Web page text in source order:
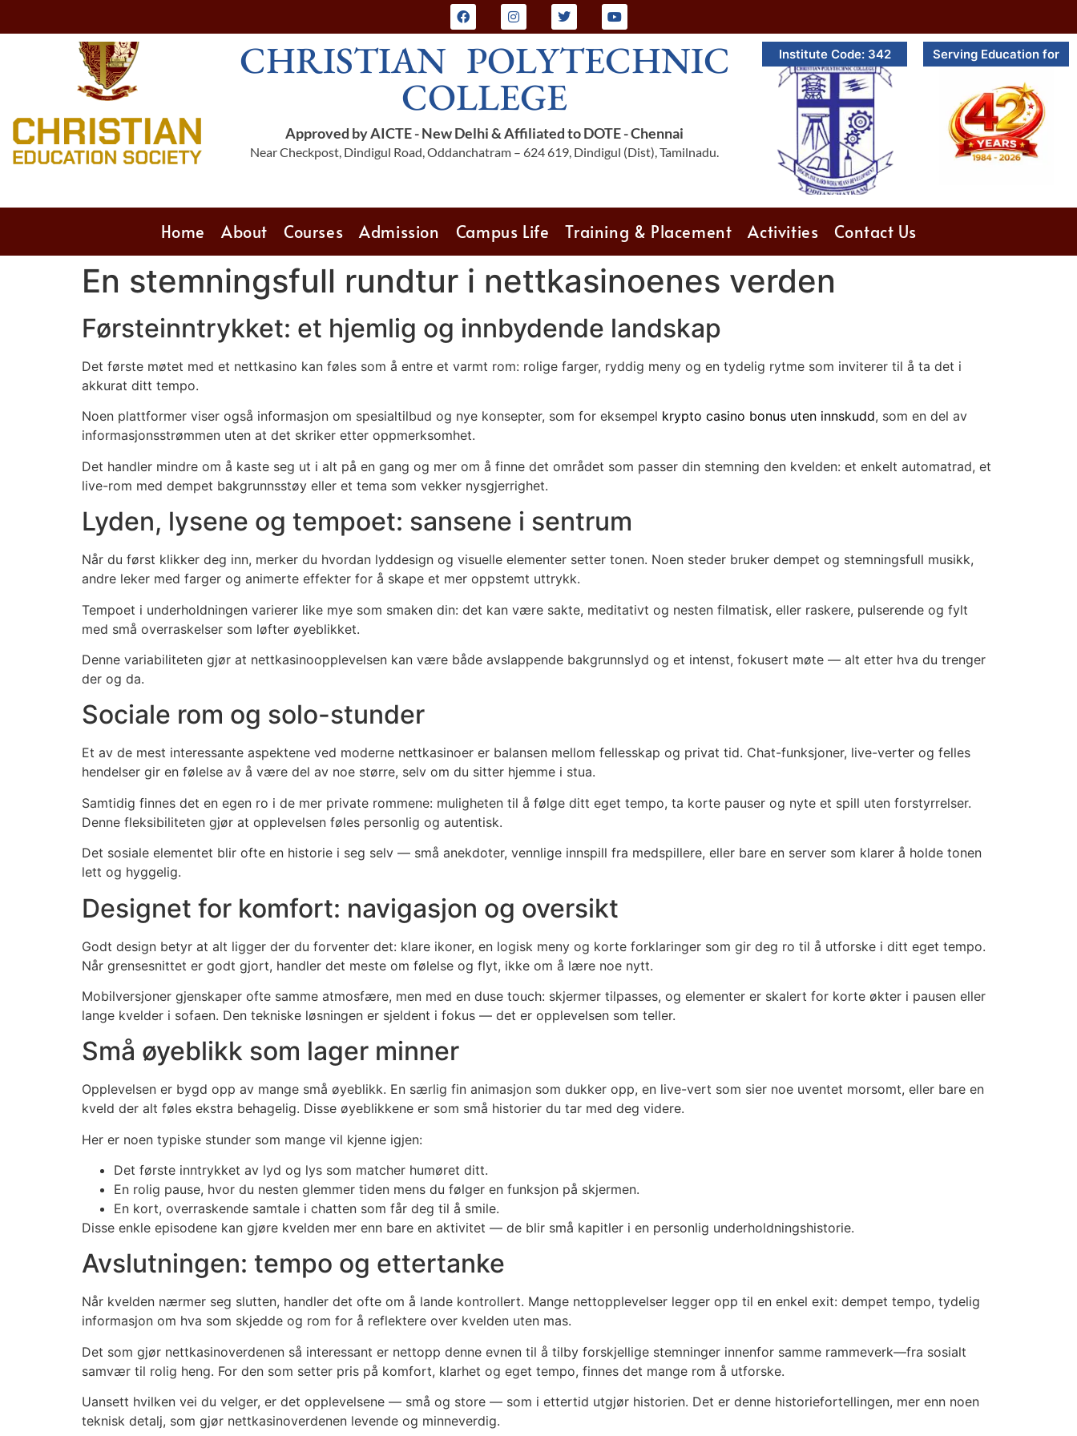
CHRISTIAN POLYTECHNIC
COLLEGE
Approved by AICTE - New Delhi & Affiliated to DOTE - Chennai
Near Checkpost, Dindigul Road, Oddanchatram – 624 619, Dindigul (Dist), Tamilnadu.
Institute Code: 342 Serving Education for
Home About Courses Admission Campus Life Training & Placement Activities Contact Us
En stemningsfull rundtur i nettkasinoenes verden
Førsteinntrykket: et hjemlig og innbydende landskap
Det første møtet med et nettkasino kan føles som å entre et varmt rom: rolige farger, ryddig meny og en tydelig rytme som inviterer til å ta det i
akkurat ditt tempo.
Noen plattformer viser også informasjon om spesialtilbud og nye konsepter, som for eksempel krypto casino bonus uten innskudd, som en del av
informasjonsstrømmen uten at det skriker etter oppmerksomhet.
Det handler mindre om å kaste seg ut i alt på en gang og mer om å finne det området som passer din stemning den kvelden: et enkelt automatrad, et
live-rom med dempet bakgrunnsstøy eller et tema som vekker nysgjerrighet.
Lyden, lysene og tempoet: sansene i sentrum
Når du først klikker deg inn, merker du hvordan lyddesign og visuelle elementer setter tonen. Noen steder bruker dempet og stemningsfull musikk,
andre leker med farger og animerte effekter for å skape et mer oppstemt uttrykk.
Tempoet i underholdningen varierer like mye som smaken din: det kan være sakte, meditativt og nesten filmatisk, eller raskere, pulserende og fylt
med små overraskelser som løfter øyeblikket.
Denne variabiliteten gjør at nettkasinoopplevelsen kan være både avslappende bakgrunnslyd og et intenst, fokusert møte — alt etter hva du trenger
der og da.
Sociale rom og solo-stunder
Et av de mest interessante aspektene ved moderne nettkasinoer er balansen mellom fellesskap og privat tid. Chat-funksjoner, live-verter og felles
hendelser gir en følelse av å være del av noe større, selv om du sitter hjemme i stua.
Samtidig finnes det en egen ro i de mer private rommene: muligheten til å følge ditt eget tempo, ta korte pauser og nyte et spill uten forstyrrelser.
Denne fleksibiliteten gjør at opplevelsen føles personlig og autentisk.
Det sosiale elementet blir ofte en historie i seg selv — små anekdoter, vennlige innspill fra medspillere, eller bare en server som klarer å holde tonen
lett og hyggelig.
Designet for komfort: navigasjon og oversikt
Godt design betyr at alt ligger der du forventer det: klare ikoner, en logisk meny og korte forklaringer som gir deg ro til å utforske i ditt eget tempo.
Når grensesnittet er godt gjort, handler det meste om følelse og flyt, ikke om å lære noe nytt.
Mobilversjoner gjenskaper ofte samme atmosfære, men med en duse touch: skjermer tilpasses, og elementer er skalert for korte økter i pausen eller
lange kvelder i sofaen. Den tekniske løsningen er sjeldent i fokus — det er opplevelsen som teller.
Små øyeblikk som lager minner
Opplevelsen er bygd opp av mange små øyeblikk. En særlig fin animasjon som dukker opp, en live-vert som sier noe uventet morsomt, eller bare en
kveld der alt føles ekstra behagelig. Disse øyeblikkene er som små historier du tar med deg videre.
Her er noen typiske stunder som mange vil kjenne igjen:
Det første inntrykket av lyd og lys som matcher humøret ditt.
En rolig pause, hvor du nesten glemmer tiden mens du følger en funksjon på skjermen.
En kort, overraskende samtale i chatten som får deg til å smile.
Disse enkle episodene kan gjøre kvelden mer enn bare en aktivitet — de blir små kapitler i en personlig underholdningshistorie.
Avslutningen: tempo og ettertanke
Når kvelden nærmer seg slutten, handler det ofte om å lande kontrollert. Mange nettopplevelser legger opp til en enkel exit: dempet tempo, tydelig
informasjon om hva som skjedde og rom for å reflektere over kvelden uten mas.
Det som gjør nettkasinoverdenen så interessant er nettopp denne evnen til å tilby forskjellige stemninger innenfor samme rammeverk—fra sosialt
samvær til rolig heng. For den som setter pris på komfort, klarhet og eget tempo, finnes det mange rom å utforske.
Uansett hvilken vei du velger, er det opplevelsene — små og store — som i ettertid utgjør historien. Det er denne historiefortellingen, mer enn noen
teknisk detalj, som gjør nettkasinoverdenen levende og minneverdig.